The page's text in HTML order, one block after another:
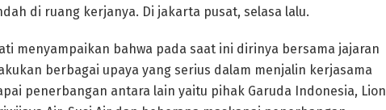
di ruang kerjanya. Di jakarta pusat, selasa lalu.
menyampaikan bahwa pada saat ini dirinya bersama jajaran
berbagai upaya yang serius dalam menjalin kerjasama
penerbangan antara lain yaitu pihak Garuda Indonesia, Lion